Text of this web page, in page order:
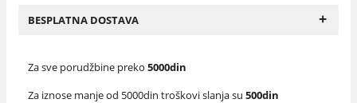
BESPLATNA DOSTAVA +
Za sve porudžbine preko 5000din
Za iznose manje od 5000din troškovi slanja su 500din